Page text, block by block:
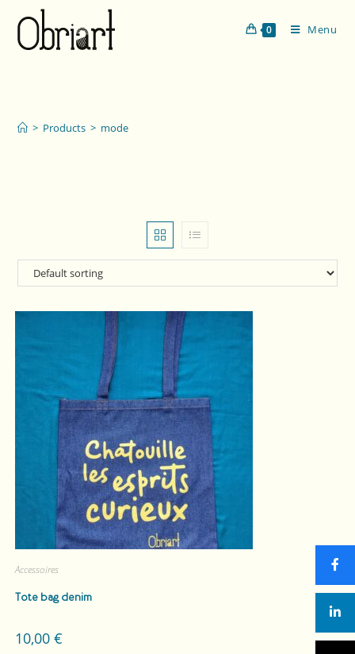
0 Menu
> Products > mode
Accessoires
Tote bag denim
10,00 €